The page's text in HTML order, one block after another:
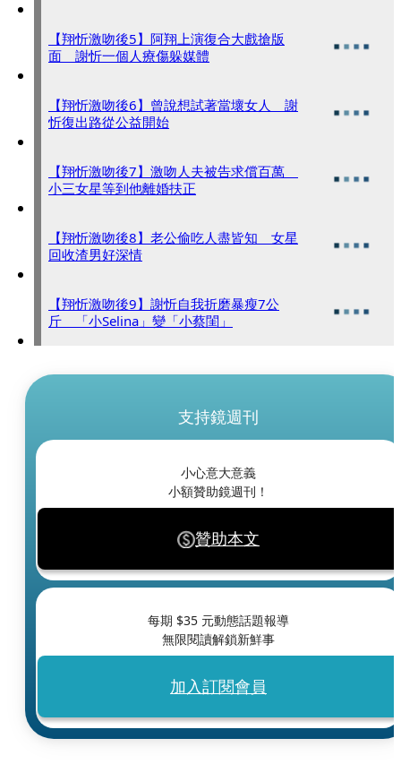
【翔忻激吻後5】阿翔上演復合大戲搶版
面 謝忻一個人療傷躲媒體
【翔忻激吻後6】曾說想試著當壞女人 謝
忻復出路從公益開始
【翔忻激吻後7】激吻人夫被告求償百萬
小三女星等到他離婚扶正
【翔忻激吻後8】老公偷吃人盡皆知 女星
回收渣男好深情
【翔忻激吻後9】謝忻自我折磨暴瘦7公
斤 「小Selina」變「小蔡閨」
支持鏡週刊
小心意大意義
小額贊助鏡週刊！
贊助本文
每期 $35 元動態話題報導
無限閱讀解鎖新鮮事
加入訂閱會員